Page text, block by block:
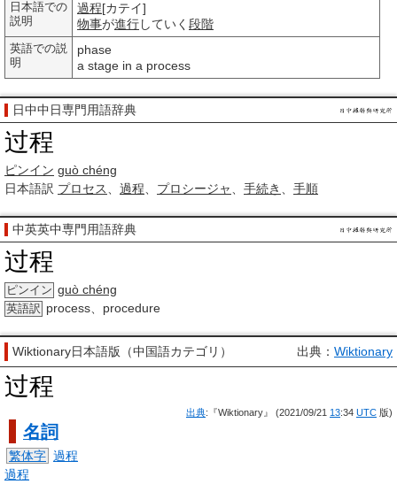
日本語での
説明
過程[カテイ]
物事が進行していく 段階
英語での説
明
phase
a stage in a process
日中中日専門用語辞典
过程
ピンイン guò chéng
日本語訳 プロセス 過程 プロシージャ 手続き 手順
中英英中専門用語辞典
过程
ピンイン guò chéng
英語訳 process、procedure
Wiktionary日本語版（中国語カテゴリ） 出典： Wiktionary
过程
出典:『Wiktionary』 (2021/09/21 13:34 UTC 版)
名詞
繁体字 過程
過程